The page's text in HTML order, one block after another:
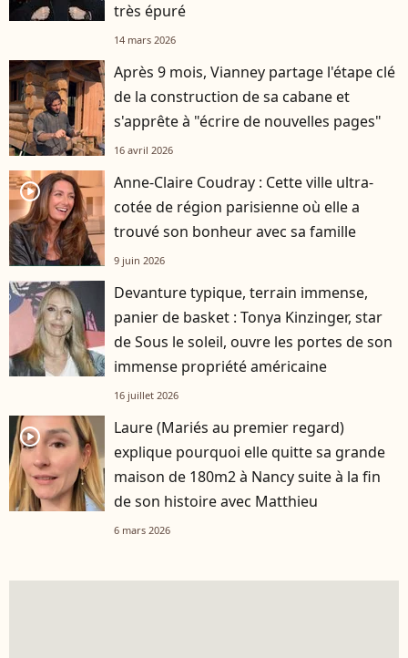
très épuré
14 mars 2026
Après 9 mois, Vianney partage l'étape clé
de la construction de sa cabane et
s'apprête à "écrire de nouvelles pages"
16 avril 2026
player2
Anne-Claire Coudray : Cette ville ultra-
cotée de région parisienne où elle a
trouvé son bonheur avec sa famille
9 juin 2026
Devanture typique, terrain immense,
panier de basket : Tonya Kinzinger, star
de Sous le soleil, ouvre les portes de son
immense propriété américaine
16 juillet 2026
player2
Laure (Mariés au premier regard)
explique pourquoi elle quitte sa grande
maison de 180m2 à Nancy suite à la fin
de son histoire avec Matthieu
6 mars 2026